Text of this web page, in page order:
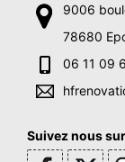
9006
78680
06 11 09
Suivez nous